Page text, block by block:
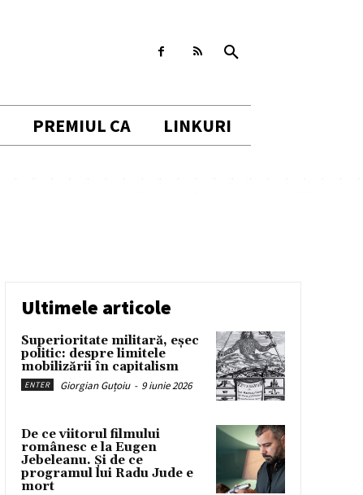
PREMIUL CA LINKURI
Ultimele articole
Superioritate militară, eșec
politic: despre limitele
mobilizării în capitalism
ENTER Giorgian Guțoiu - 9 iunie 2026
De ce viitorul filmului
românesc e la Eugen
Jebeleanu. Și de ce
programul lui Radu Jude e
mort